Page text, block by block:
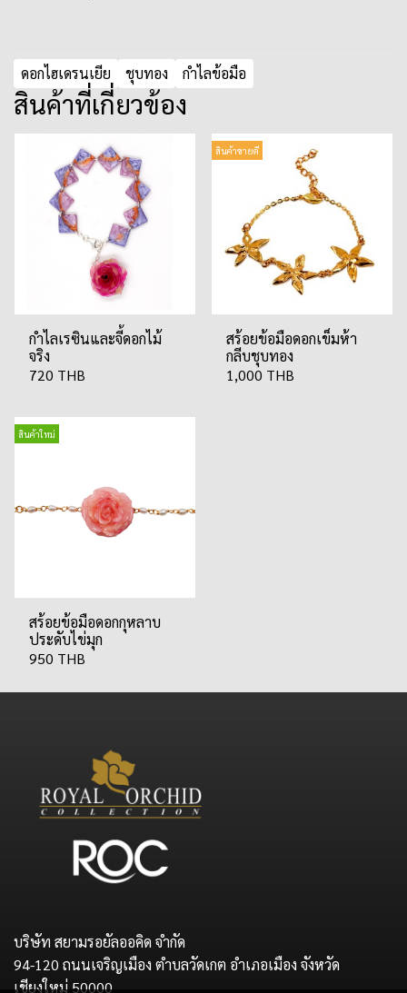
ดอกไฮเดรนเยีย ชุบทอง กำไลข้อมือ
สินค้าที่เกี่ยวข้อง
กำไลเรซินและจี้ดอกไม้
จริง
720 THB
สินค้าขายดี
สร้อยข้อมือดอกเข็มห้า
กลีบชุบทอง
1,000 THB
สินค้าใหม่
สร้อยข้อมือดอกกุหลาบ
ประดับไข่มุก
950 THB
บริษัท สยามรอยัลออคิด จำกัด
94-120 ถนนเจริญเมือง ตำบลวัดเกต อำเภอเมือง จังหวัด
เชียงใหม่ 50000